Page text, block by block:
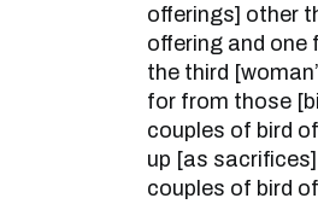
offerings] other
offering and one
the third
for from those
couples of bird
up [as
couples of bird